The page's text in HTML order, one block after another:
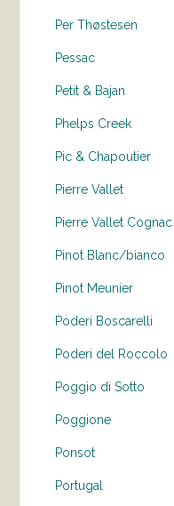
Per Thøstesen
Pessac
Petit & Bajan
Phelps Creek
Pic & Chapoutier
Pierre Vallet
Pierre Vallet Cognac
Pinot Blanc/bianco
Pinot Meunier
Poderi Boscarelli
Poderi del Roccolo
Poggio di Sotto
Poggione
Ponsot
Portugal